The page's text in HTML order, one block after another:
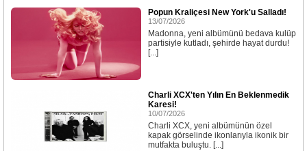
Popun Kraliçesi New York'u Salladı!
13/07/2026
Madonna, yeni albümünü bedava kulüp
partisiyle kutladı, şehirde hayat durdu!
[...]
Charli XCX'ten Yılın En Beklenmedik
Karesi!
10/07/2026
Charli XCX, yeni albümünün özel
kapak görselinde ikonlarıyla ikonik bir
mutfakta buluştu. [...]